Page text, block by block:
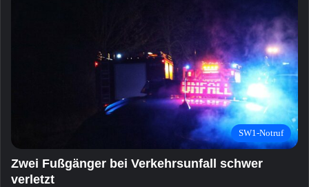
SW1-Notruf
Zwei Fußgänger bei Verkehrsunfall schwer
verletzt